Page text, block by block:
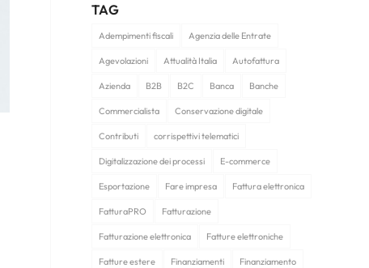
TAG
Adempimenti fiscali Agenzia delle Entrate
Agevolazioni Attualità Italia Autofattura
Azienda B2B B2C Banca Banche
Commercialista Conservazione digitale
Contributi corrispettivi telematici
Digitalizzazione dei processi E-commerce
Esportazione Fare impresa Fattura elettronica
FatturaPRO Fatturazione
Fatturazione elettronica Fatture elettroniche
Fatture estere Finanziamenti Finanziamento